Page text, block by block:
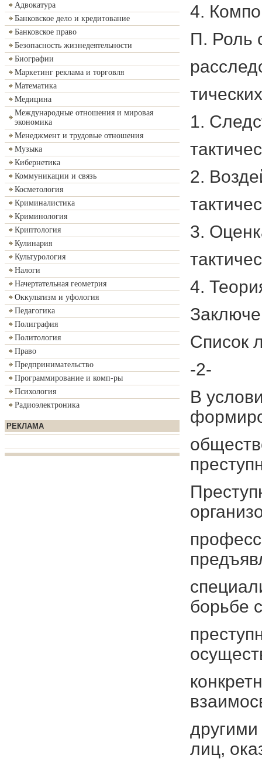
Адвокатура
Банковское дело и кредитование
Банковское право
Безопасность жизнедеятельности
Биографии
Маркетинг реклама и торговля
Математика
Медицина
Международные отношения и мировая
экономика
Менеджмент и трудовые отношения
Музыка
Кибернетика
Коммуникации и связь
Косметология
Криминалистика
Криминология
Криптология
Кулинария
Культурология
Налоги
Начертательная геометрия
Оккультизм и уфология
Педагогика
Полиграфия
Политология
Право
Предпринимательство
Программирование и комп-ры
Психология
Радиоэлектроника
РЕКЛАМА
4.
П. Роль
1.
2.
3.
4.
Список
-2-
В
борьбе с
лиц,